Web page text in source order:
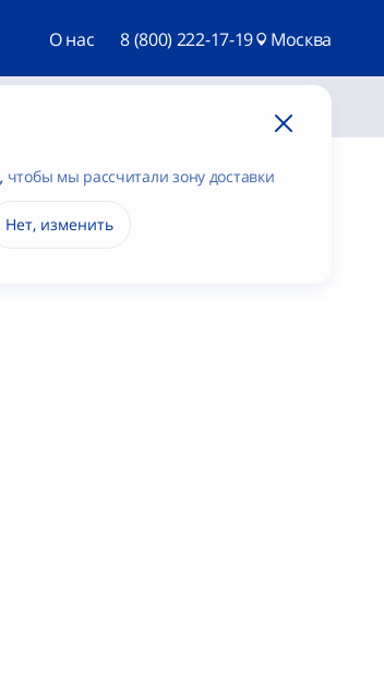
О нас 8 (800) 222-17-19 Москва
чтобы мы рассчитали зону доставки
Нет, изменить